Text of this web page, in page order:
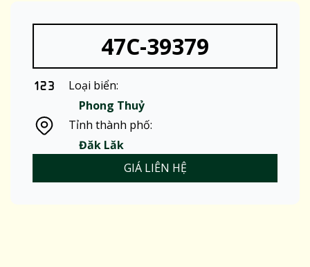
47C-39379
Loại biển:
Phong Thuỷ
Tỉnh thành phố:
Đăk Lăk
GIÁ LIÊN HỆ